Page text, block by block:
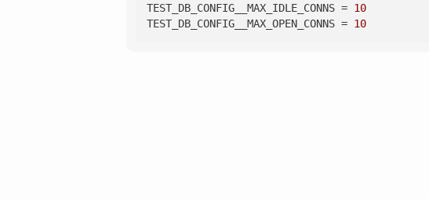
TEST_DB_CONFIG__MAX_IDLE_CONNS = 10
TEST_DB_CONFIG__MAX_OPEN_CONNS = 10